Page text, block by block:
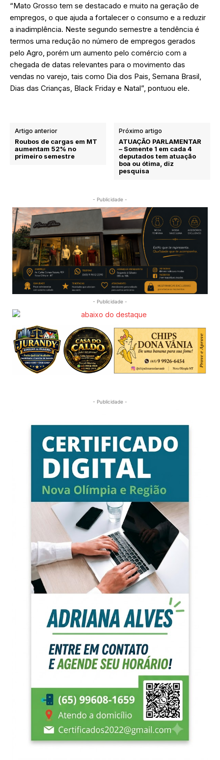
“Mato Grosso tem se destacado e muito na geração de
empregos, o que ajuda a fortalecer o consumo e a reduzir
a inadimplência. Neste segundo semestre a tendência é
termos uma redução no número de empregos gerados
pelo Agro, porém um aumento pelo comércio com a
chegada de datas relevantes para o movimento das
vendas no varejo, tais como Dia dos Pais, Semana Brasil,
Dias das Crianças, Black Friday e Natal”, pontuou ele.
Artigo anterior
Roubos de cargas em MT
aumentam 52% no
primeiro semestre
Próximo artigo
ATUAÇÃO PARLAMENTAR
– Somente 1 em cada 4
deputados tem atuação
boa ou ótima, diz
pesquisa
- Publicidade -
- Publicidade -
- Publicidade -